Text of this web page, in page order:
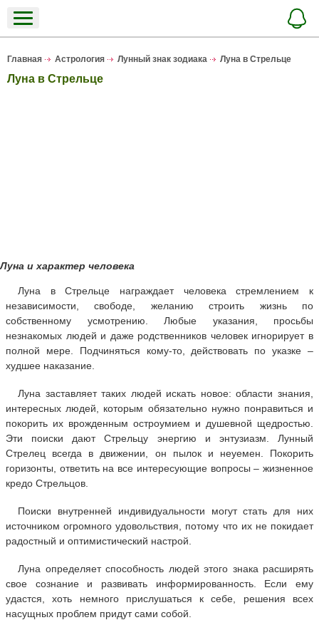
Главная Астрология Лунный знак зодиака Луна в Стрельце
Луна в Стрельце
Луна и характер человека
Луна в Стрельце награждает человека стремлением к
независимости, свободе, желанию строить жизнь по
собственному усмотрению. Любые указания, просьбы
незнакомых людей и даже родственников человек игнорирует в
полной мере. Подчиняться кому-то, действовать по указке –
худшее наказание.
Луна заставляет таких людей искать новое: области знания,
интересных людей, которым обязательно нужно понравиться и
покорить их врожденным остроумием и душевной щедростью.
Эти поиски дают Стрельцу энергию и энтузиазм. Лунный
Стрелец всегда в движении, он пылок и неуемен. Покорить
горизонты, ответить на все интересующие вопросы – жизненное
кредо Стрельцов.
Поиски внутренней индивидуальности могут стать для них
источником огромного удовольствия, потому что их не покидает
радостный и оптимистический настрой.
Луна определяет способность людей этого знака расширять
свое сознание и развивать информированность. Если ему
удастся, хоть немного прислушаться к себе, решения всех
насущных проблем придут сами собой.